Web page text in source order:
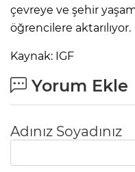
çevreye ve şehir
öğrencilere aktarılıyor.
Kaynak: IGF
Yorum Ekle
Adınız Soyadınız